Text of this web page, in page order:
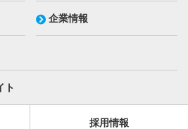
企業情報
ト
採用情報